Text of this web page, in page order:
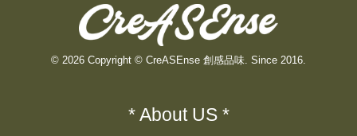
© 2026 Copyright © CreASEnse 創感品味. Since 2016.
* About US *